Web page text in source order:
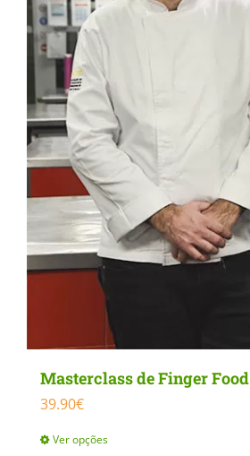
Masterclass de Finger Food
39.90€
Ver opções